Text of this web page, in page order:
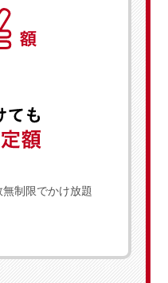
制限でかけ放題